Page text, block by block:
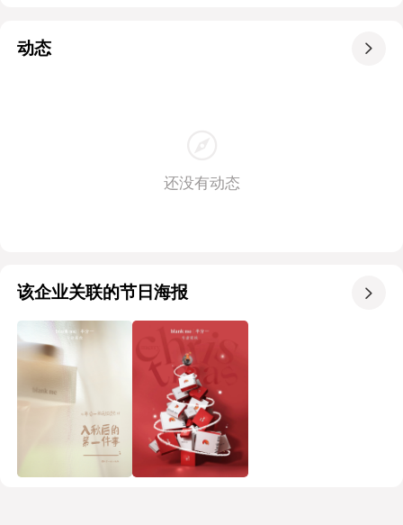
动态 
还没有动态
该企业关联的节日海报 